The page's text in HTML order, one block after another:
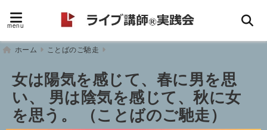
menu
ホーム ことばのご馳走
女は陽気を感じて、春に男を思
い、 男は陰気を感じて、秋に女
を思う。 （ことばのご馳走）